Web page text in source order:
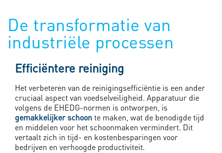
De transformatie van
industriële processen
Efficiëntere reiniging
Het verbeteren van de reinigingsefficiëntie is een ander
cruciaal aspect van voedselveiligheid. Apparatuur die
volgens de EHEDG-normen is ontworpen, is
gemakkelijker schoonte maken, wat de benodigde tijd
en middelen voor het schoonmaken vermindert. Dit
vertaalt zich in tijd- en kostenbesparingen voor
bedrijven en verhoogde productiviteit.